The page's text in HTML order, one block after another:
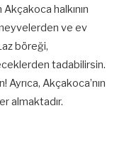
halkının
ve ev
böreği,
tadabilirsin.
Ayrıca, Akçakoca’nın
almaktadır.